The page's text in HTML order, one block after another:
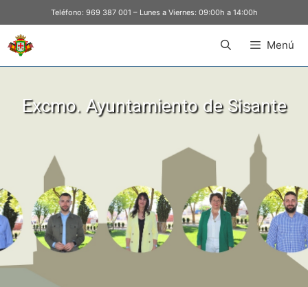
Teléfono: 969 387 001 – Lunes a Viernes: 09:00h a 14:00h
Menú
Excmo. Ayuntamiento de Sisante